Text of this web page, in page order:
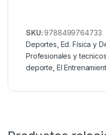
SKU:9788499764733
Deportes, Ed. Física y
Profesionales y tecnicos
deporte, El